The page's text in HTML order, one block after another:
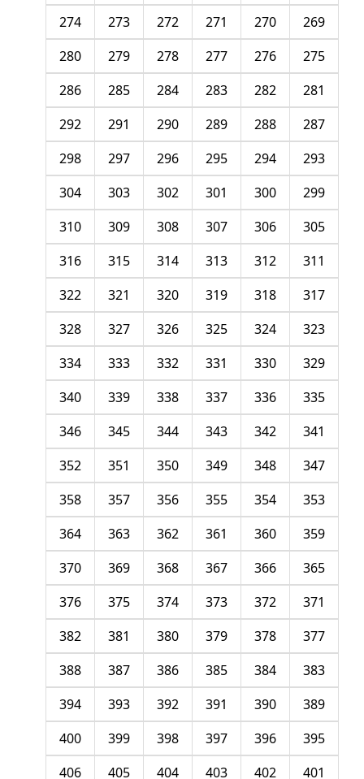
269
270
271
272
273
274
275
276
277
278
279
280
281
282
283
284
285
286
287
288
289
290
291
292
293
294
295
296
297
298
299
300
301
302
303
304
305
306
307
308
309
310
311
312
313
314
315
316
317
318
319
320
321
322
323
324
325
326
327
328
329
330
331
332
333
334
335
336
337
338
339
340
341
342
343
344
345
346
347
348
349
350
351
352
353
354
355
356
357
358
359
360
361
362
363
364
365
366
367
368
369
370
371
372
373
374
375
376
377
378
379
380
381
382
383
384
385
386
387
388
389
390
391
392
393
394
395
396
397
398
399
400
401
402
403
404
405
406